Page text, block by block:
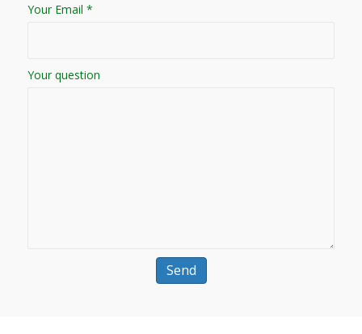
Your Email *
Your question